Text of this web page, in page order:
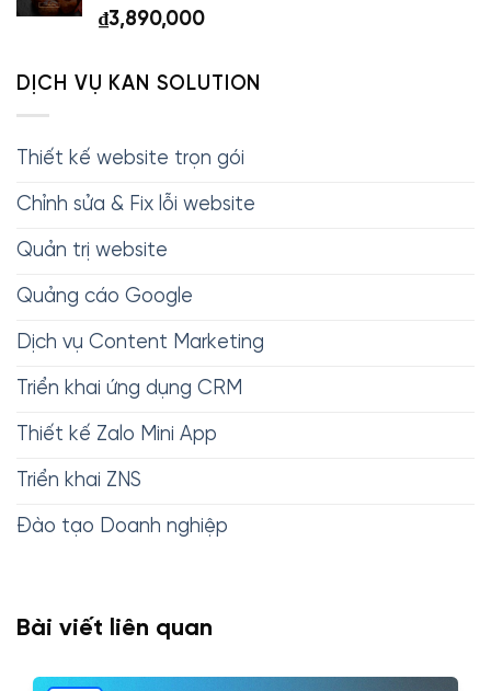
₫3,890,000
DỊCH VỤ KAN SOLUTION
Thiết kế website trọn gói
Chỉnh sửa & Fix lỗi website
Quản trị website
Quảng cáo Google
Dịch vụ Content Marketing
Triển khai ứng dụng CRM
Thiết kế Zalo Mini App
Triển khai ZNS
Đào tạo Doanh nghiệp
Bài viết liên quan